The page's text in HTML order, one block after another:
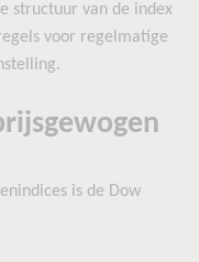
structuur van de index
voor regelmatige
is de Dow